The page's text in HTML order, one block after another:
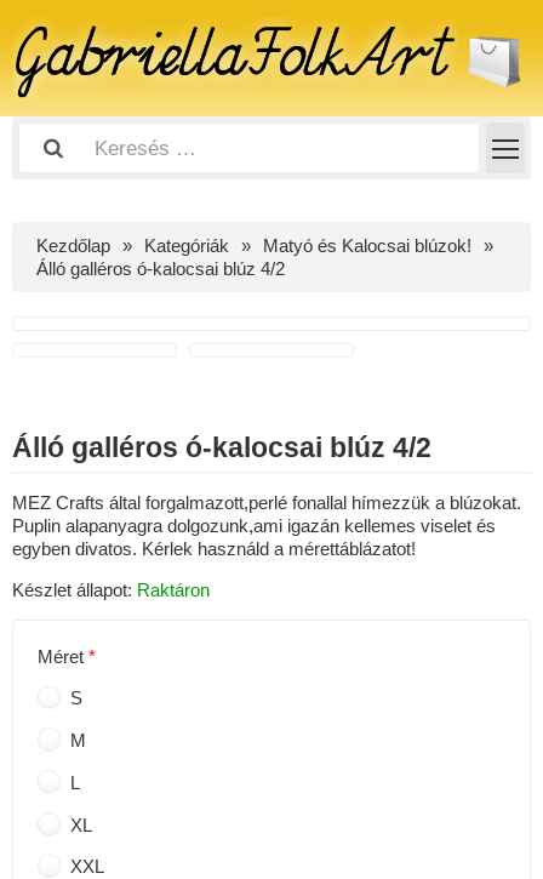
Kezdőlap Kategóriák
Matyó és Kalocsai blúzok!
Álló galléros ó-kalocsai blúz 4/2
Álló galléros ó-kalocsai blúz 4/2
MEZ Crafts által forgalmazott,perlé fonallal hímezzük a blúzokat.
Puplin alapanyagra dolgozunk,ami igazán kellemes viselet és
egyben divatos. Kérlek használd a mérettáblázatot!
Készlet állapot: Raktáron
Méret
S
M
L
XL
XXL